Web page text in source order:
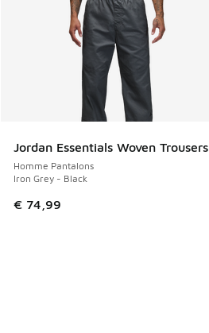
Jordan Essentials Woven Trousers
Homme Pantalons
Iron Grey - Black
€ 74,99